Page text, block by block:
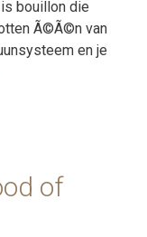
bouillon die
Ã©Ã©n van
en je
of